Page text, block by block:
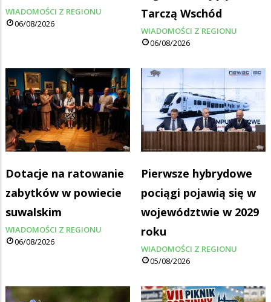
WIADOMOŚCI Z REGIONU
06/08/2026
Tarczą Wschód
WIADOMOŚCI Z REGIONU
06/08/2026
Dotacje na ratowanie
zabytków w powiecie
suwalskim
WIADOMOŚCI Z REGIONU
06/08/2026
Pierwsze hybrydowe
pociągi pojawią się w
województwie w 2029
roku
WIADOMOŚCI Z REGIONU
05/08/2026